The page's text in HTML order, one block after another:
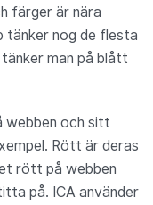
färger är nära
tänker nog de flesta
man på blått
webben och sitt
Rött är deras
rött på webben
på. ICA använder